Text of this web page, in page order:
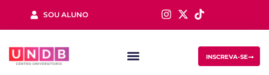
SOU ALUNO
INSCREVA-SE